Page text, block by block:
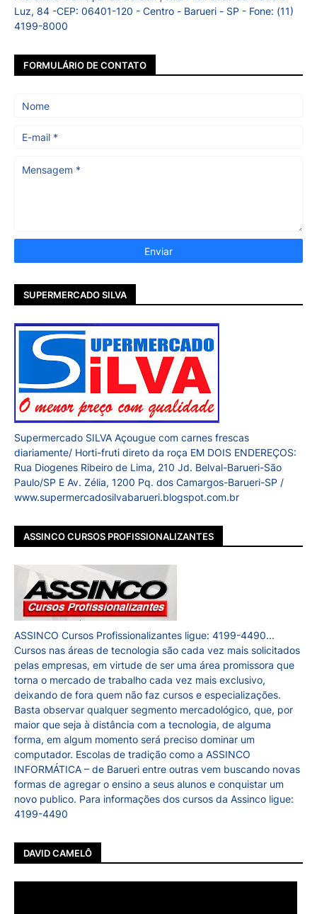
Luz, 84 -CEP: 06401-120 - Centro - Barueri - SP - Fone: (11)
4199-8000
FORMULÁRIO DE CONTATO
SUPERMERCADO SILVA
Supermercado SILVA Açougue com carnes frescas
diariamente/ Horti-fruti direto da roça EM DOIS ENDEREÇOS:
Rua Diogenes Ribeiro de Lima, 210 Jd. Belval-Barueri-São
Paulo/SP E Av. Zélia, 1200 Pq. dos Camargos-Barueri-SP /
www.supermercadosilvabarueri.blogspot.com.br
ASSINCO CURSOS PROFISSIONALIZANTES
ASSINCO Cursos Profissionalizantes ligue: 4199-4490...
Cursos nas áreas de tecnologia são cada vez mais solicitados
pelas empresas, em virtude de ser uma área promissora que
torna o mercado de trabalho cada vez mais exclusivo,
deixando de fora quem não faz cursos e especializações.
Basta observar qualquer segmento mercadológico, que, por
maior que seja à distância com a tecnologia, de alguma
forma, em algum momento será preciso dominar um
computador. Escolas de tradição como a ASSINCO
INFORMÁTICA – de Barueri entre outras vem buscando novas
formas de agregar o ensino a seus alunos e conquistar um
novo publico. Para informações dos cursos da Assinco ligue:
4199-4490
DAVID CAMELÔ